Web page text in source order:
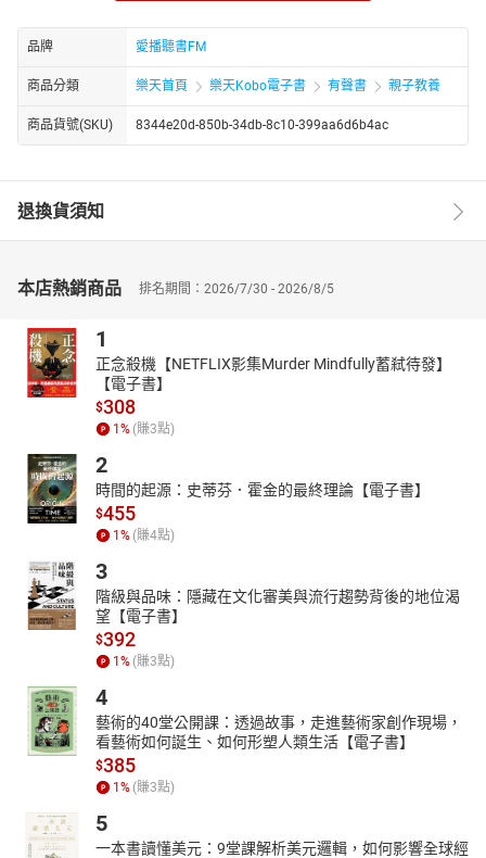
事！
品牌 愛播聽書FM
商品分類 樂天首頁 樂天Kobo電子書 有聲書 親子教養
商品貨號(SKU) 8344e20d-850b-34db-8c10-399aa6d6b4ac
退換貨須知
本店熱銷商品 排名期間：2026/7/30 - 2026/8/5
1
正念殺機【NETFLIX影集Murder Mindfully蓄弒待發】
【電子書】
$308
1 % (賺3點)
2
時間的起源：史蒂芬．霍金的最終理論【電子書】
$455
1 % (賺4點)
3
階級與品味：隱藏在文化審美與流行趨勢背後的地位渴
望【電子書】
$392
1 % (賺3點)
4
藝術的40堂公開課：透過故事，走進藝術家創作現場，
看藝術如何誕生、如何形塑人類生活【電子書】
$385
1 % (賺3點)
5
一本書讀懂美元：9堂課解析美元邏輯，如何影響全球經